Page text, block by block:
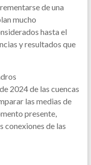
de una
mucho
hasta el
y resultados que
2024 de las cuencas
las medias de
presente,
conexiones de las